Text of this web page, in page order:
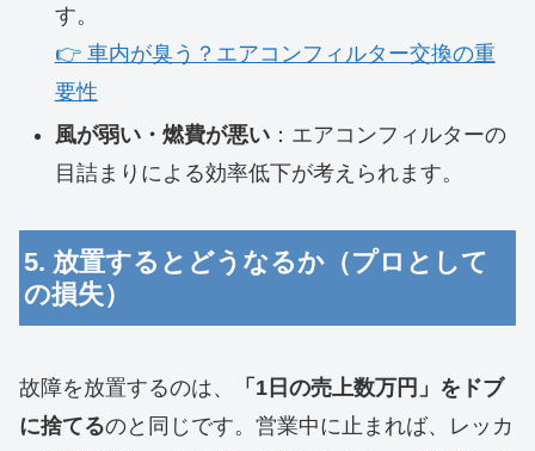
す。
👉 車内が臭う？エアコンフィルター交換の重
要性
風が弱い・燃費が悪い：エアコンフィルターの
目詰まりによる効率低下が考えられます。
5. 放置するとどうなるか（プロとして
の損失）
故障を放置するのは、
「1日の売上数万円」をドブ
に捨てるのと同じです。営業中に止まれば、レッカ